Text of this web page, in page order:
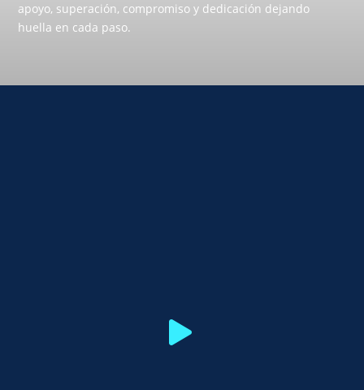
apoyo, superación, compromiso y dedicación dejando
huella en cada paso.